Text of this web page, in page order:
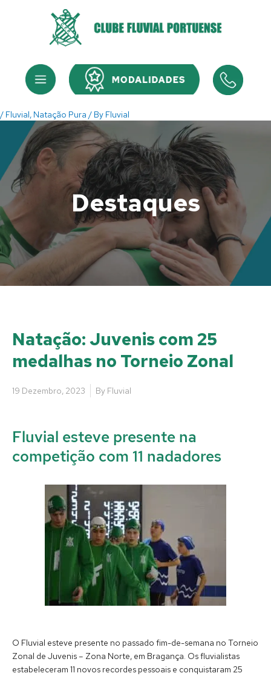
Menu Menu
/ Fluvial, Natação Pura / By Fluvial
Destaques
Natação: Juvenis com 25
medalhas no Torneio Zonal
19 Dezembro, 2023 By Fluvial
Fluvial esteve presente na
competição com 11 nadadores
O Fluvial esteve presente no passado fim-de-semana no Torneio
Zonal de Juvenis – Zona Norte, em Bragança. Os fluvialistas
estabeleceram 11 novos recordes pessoais e conquistaram 25